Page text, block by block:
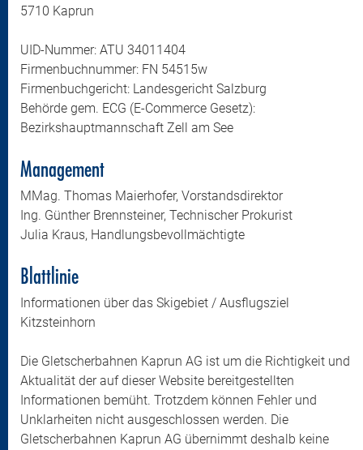
5710 Kaprun
UID-Nummer: ATU 34011404
Firmenbuchnummer: FN 54515w
Firmenbuchgericht: Landesgericht Salzburg
Behörde gem. ECG (E-Commerce Gesetz):
Bezirkshauptmannschaft Zell am See
Management
MMag. Thomas Maierhofer, Vorstandsdirektor
Ing. Günther Brennsteiner, Technischer Prokurist
Julia Kraus, Handlungsbevollmächtigte
Blattlinie
Informationen über das Skigebiet / Ausflugsziel
Kitzsteinhorn
Die Gletscherbahnen Kaprun AG ist um die Richtigkeit und
Aktualität der auf dieser Website bereitgestellten
Informationen bemüht. Trotzdem können Fehler und
Unklarheiten nicht ausgeschlossen werden. Die
Gletscherbahnen Kaprun AG übernimmt deshalb keine